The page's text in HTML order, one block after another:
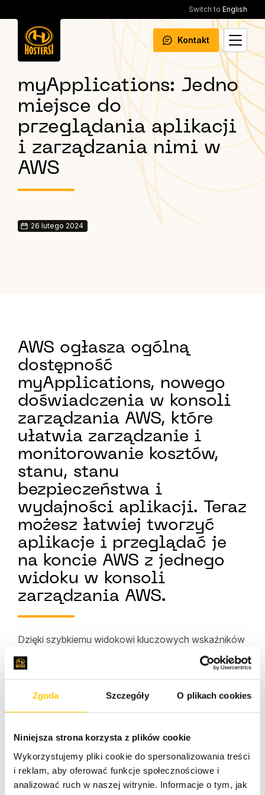
Zgoda Szczegóły O plikach cookies
Niniejsza strona korzysta z plików cookie
Wykorzystujemy pliki cookie do spersonalizowania treści
i reklam, aby oferować funkcje społecznościowe i
analizować ruch w naszej witrynie. Informacje o tym, jak
Switch to English
Kontakt
myApplications: Jedno
miejsce do
przeglądania aplikacji
i zarządzania nimi w
AWS
26 lutego 2024
AWS ogłasza ogólną
dostępność
myApplications, nowego
doświadczenia w konsoli
zarządzania AWS, które
ułatwia zarządzanie i
monitorowanie kosztów,
stanu, stanu
bezpieczeństwa i
wydajności aplikacji. Teraz
możesz łatwiej tworzyć
aplikacje i przeglądać je
na koncie AWS z jednego
widoku w konsoli
zarządzania AWS.
Dzięki szybkiemu widokowi kluczowych wskaźników
aplikacji, takich jak koszty, wydajność i ustalenia
dotyczące bezpieczeństwa, możesz debugować
problemy operacyjne i optymalizować aplikacje.
Możesz także jednym kliknięciem oddziaływać na
określone zasoby aplikacji z poziomu panelu aplikacji,
AWS Cost Explorerw zakresie kosztów,
Security Hubw zakresie ustaleń dotyczących
bezpieczeństwa i Amazon CloudWatch Application
Signals w zakresie wydajności aplikacji.